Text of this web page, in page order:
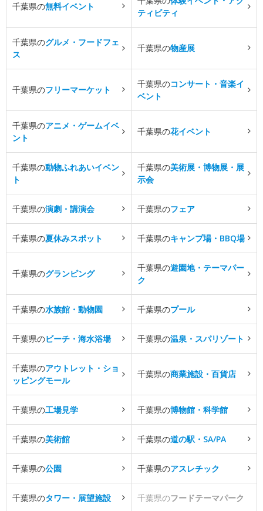
千葉県の無料イベント
ティビティ
千葉県のグルメ・フードフェ
ス
千葉県の物産展
千葉県のフリーマーケット
千葉県のコンサート・音楽イ
ベント
千葉県のアニメ・ゲームイベ
ント
千葉県の花イベント
千葉県の動物ふれあいイベン
ト
千葉県の美術展・博物展・展
示会
千葉県の演劇・講演会 千葉県のフェア
千葉県の夏休みスポット 千葉県のキャンプ場・BBQ場
千葉県のグランピング
千葉県の遊園地・テーマパー
ク
千葉県の水族館・動物園 千葉県のプール
千葉県のビーチ・海水浴場 千葉県の温泉・スパリゾート
千葉県のアウトレット・ショ
ッピングモール
千葉県の商業施設・百貨店
千葉県の工場見学 千葉県の博物館・科学館
千葉県の美術館 千葉県の道の駅・SA/PA
千葉県の公園 千葉県のアスレチック
千葉県のタワー・展望施設 千葉県のフードテーマパーク